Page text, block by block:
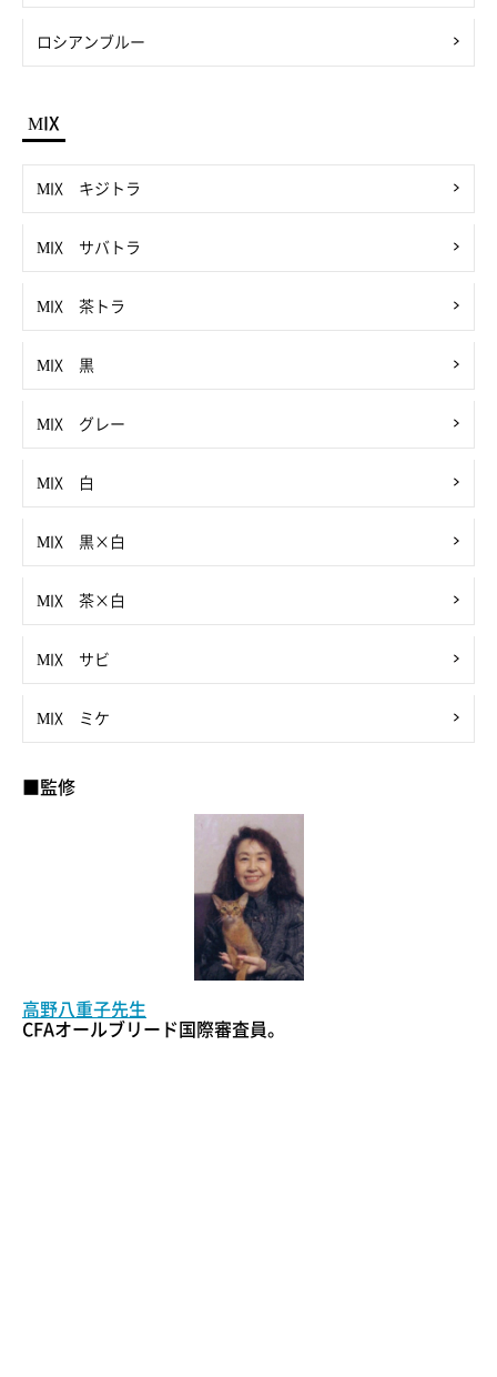
ロシアンブルー
MIX
MIX キジトラ
MIX サバトラ
MIX 茶トラ
MIX 黒
MIX グレー
MIX 白
MIX 黒×白
MIX 茶×白
MIX サビ
MIX ミケ
■監修
高野八重子先生
CFAオールブリード国際審査員。